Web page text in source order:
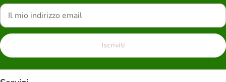
Iscriviti